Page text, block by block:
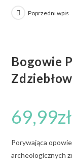
Poprzedni wpis
Bogowie
69,99zł
Porywająca
archeologicznych